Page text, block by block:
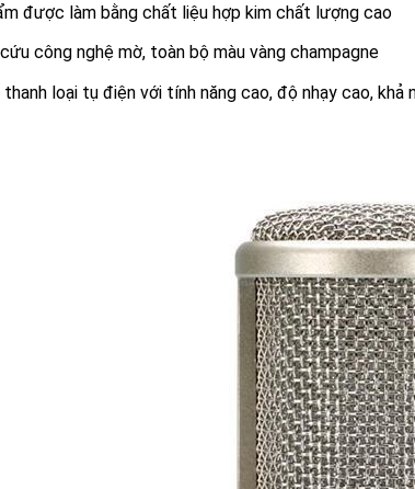
được làm bằng chất liệu hợp kim chất lượng cao
công nghệ mờ, toàn bộ màu vàng champagne
thanh loại tụ điện với tính năng cao, độ nhạy cao, khả
LOA CỘT TREO TƯỜNG
TAKSTAR ESC-034
LOA CỘT
TAKSTAR